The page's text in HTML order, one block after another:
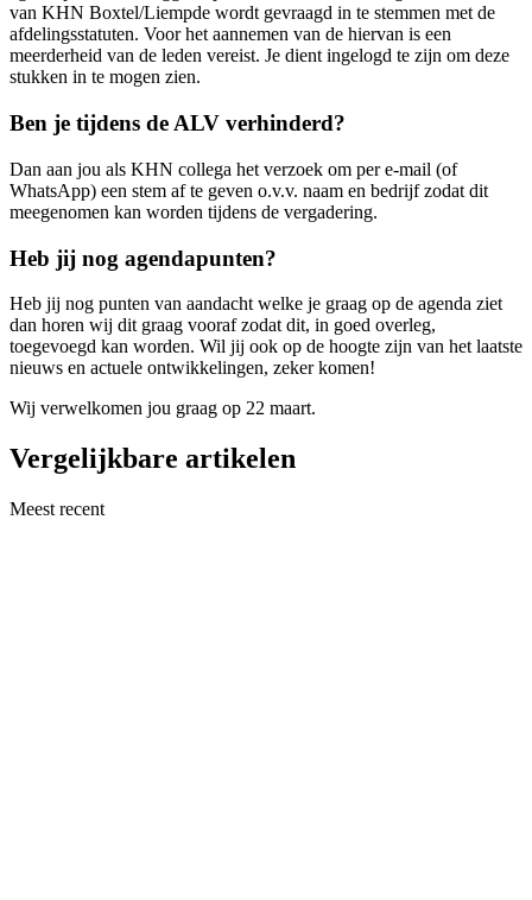
van KHN Boxtel/Liempde wordt gevraagd in te stemmen met de
afdelingsstatuten. Voor het aannemen van de hiervan is een
meerderheid van de leden vereist. Je dient ingelogd te zijn om deze
stukken in te mogen zien.
Ben je tijdens de ALV verhinderd?
Dan aan jou als KHN collega het verzoek om per e-mail (of
WhatsApp) een stem af te geven o.v.v. naam en bedrijf zodat dit
meegenomen kan worden tijdens de vergadering.
Heb jij nog agendapunten?
Heb jij nog punten van aandacht welke je graag op de agenda ziet
dan horen wij dit graag vooraf zodat dit, in goed overleg,
toegevoegd kan worden. Wil jij ook op de hoogte zijn van het laatste
nieuws en actuele ontwikkelingen, zeker komen!
Wij verwelkomen jou graag op 22 maart.
Vergelijkbare artikelen
Meest recent